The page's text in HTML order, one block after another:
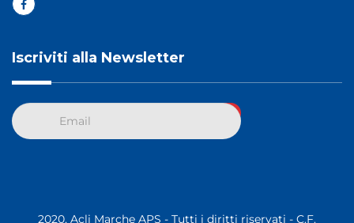
Iscriviti alla Newsletter
2020, Acli Marche APS - Tutti i diritti riservati - C.F.